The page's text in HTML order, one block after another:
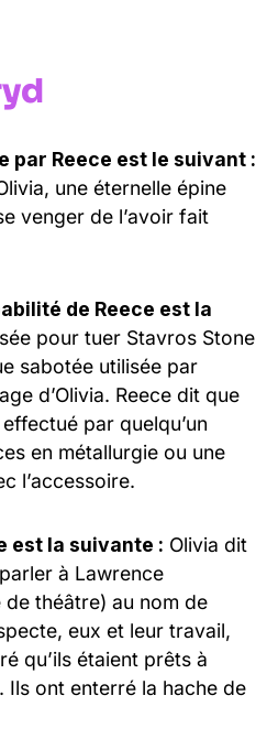
par Reece est le suivant :
une éternelle épine
venger de l’avoir fait
de Reece est la
pour tuer Stavros Stone
sabotée utilisée par
d’Olivia. Reece dit que
par quelqu’un
en métallurgie ou une
l’accessoire.
est la suivante : Olivia dit
à Lawrence
théâtre) au nom de
eux et leur travail,
qu’ils étaient prêts à
Ils ont enterré la hache de